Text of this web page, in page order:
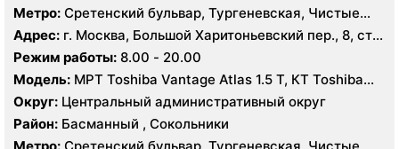
Метро: Сретенский бульвар, Тургеневская, Чистые
пруды
Адрес: г. Москва, Большой Харитоньевский пер., 8, стр.
1
Режим работы: 8.00 - 20.00
Модель: МРТ Toshiba Vantage Atlas 1.5 Т, КТ Toshiba
AQUILION RXL 16 срезов, УЗИ GE Logiq 7
Округ: Центральный административный округ
Район: Басманный , Сокольники
Метро: Сретенский бульвар, Тургеневская, Чистые